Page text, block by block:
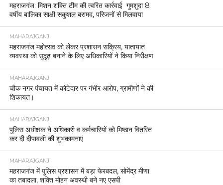
महराजगंज: मिशन शक्ति टीम की त्वरित कार्रवाई गुमशुदा 8
वर्षीय बालिका साक्षी सकुशल बरामद, परिजनों से मिलवाया
MAHARAJGANJ
महराजगंज महोत्सव को लेकर प्रशासन सक्रिय, यातायात
व्यवस्था को सुदृढ़ बनाने के लिए अधिकारियों ने किया निरीक्षण
MAHARAJGANJ
चौक नगर पंचायत में कोटेदार पर गंभीर आरोप, ग्रामीणों ने की
शिकायत।
MAHARAJGANJ
पुलिस अधीक्षक ने अधिकारी व कर्मचारियों को मिष्ठान वितरित
कर दी दीपावली की शुभकामनाएं
MAHARAJGANJ
महराजगंज में पुलिस प्रशासन में बड़ा फेरबदल, सोमेंद्र मीणा
का तबादला, शक्ति मोहन अवस्थी बने नए एसपी